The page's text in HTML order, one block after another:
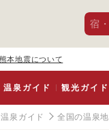
宿
本地震について
温泉ガイド 観光ガイド
温泉ガイド 全国の温泉地